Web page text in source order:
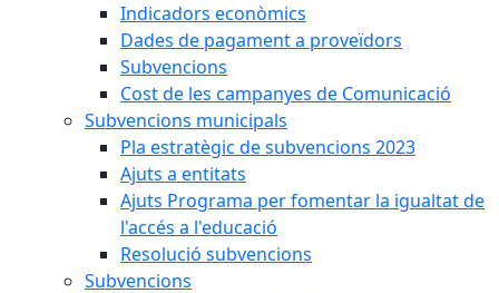
Indicadors econòmics
Dades de pagament a proveïdors
Subvencions
Cost de les campanyes de Comunicació
Subvencions municipals
Pla estratègic de subvencions 2023
Ajuts a entitats
Ajuts Programa per fomentar la igualtat de
l'accés a l'educació
Resolució subvencions
Subvencions